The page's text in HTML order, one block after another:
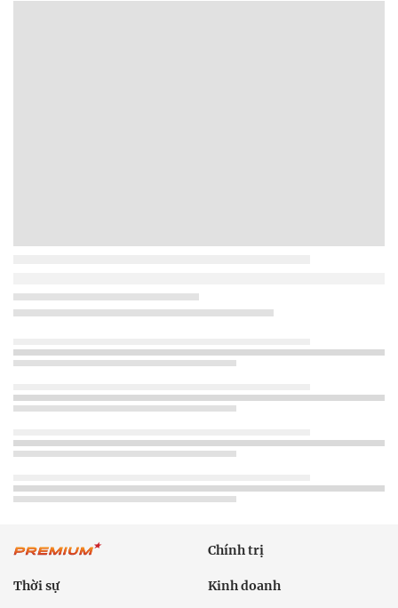
Chính trị
Thời sự Kinh doanh